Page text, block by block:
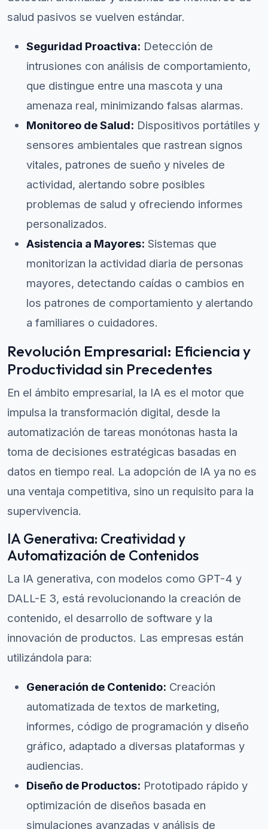
salud pasivos se vuelven estándar.
Seguridad Proactiva: Detección de
intrusiones con análisis de comportamiento,
que distingue entre una mascota y una
amenaza real, minimizando falsas alarmas.
Monitoreo de Salud: Dispositivos portátiles y
sensores ambientales que rastrean signos
vitales, patrones de sueño y niveles de
actividad, alertando sobre posibles
problemas de salud y ofreciendo informes
personalizados.
Asistencia a Mayores: Sistemas que
monitorizan la actividad diaria de personas
mayores, detectando caídas o cambios en
los patrones de comportamiento y alertando
a familiares o cuidadores.
Revolución Empresarial: Eficiencia y
Productividad sin Precedentes
En el ámbito empresarial, la IA es el motor que
impulsa la transformación digital, desde la
automatización de tareas monótonas hasta la
toma de decisiones estratégicas basadas en
datos en tiempo real. La adopción de IA ya no es
una ventaja competitiva, sino un requisito para la
supervivencia.
IA Generativa: Creatividad y
Automatización de Contenidos
La IA generativa, con modelos como GPT-4 y
DALL-E 3, está revolucionando la creación de
contenido, el desarrollo de software y la
innovación de productos. Las empresas están
utilizándola para:
Generación de Contenido: Creación
automatizada de textos de marketing,
informes, código de programación y diseño
gráfico, adaptado a diversas plataformas y
audiencias.
Diseño de Productos: Prototipado rápido y
optimización de diseños basada en
simulaciones avanzadas y análisis de